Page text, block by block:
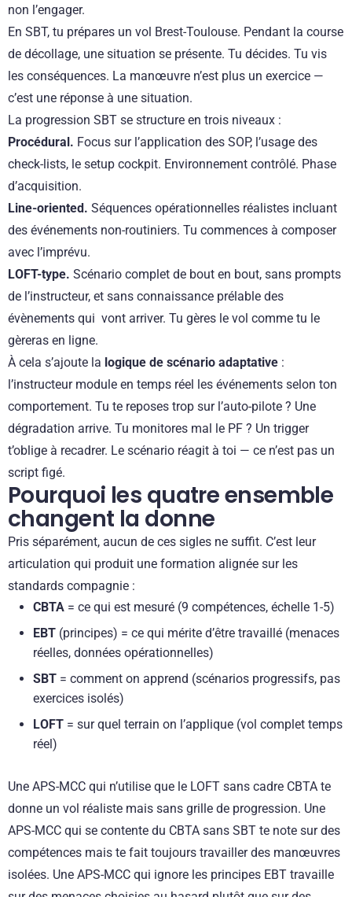
non l’engager.
En SBT, tu prépares un vol Brest-Toulouse. Pendant la course
de décollage, une situation se présente. Tu décides. Tu vis
les conséquences. La manœuvre n’est plus un exercice —
c’est une réponse à une situation.
La progression SBT se structure en trois niveaux :
Procédural. Focus sur l’application des SOP, l’usage des
check-lists, le setup cockpit. Environnement contrôlé. Phase
d’acquisition.
Line-oriented. Séquences opérationnelles réalistes incluant
des événements non-routiniers. Tu commences à composer
avec l’imprévu.
LOFT-type. Scénario complet de bout en bout, sans prompts
de l’instructeur, et sans connaissance prélable des
évènements qui vont arriver. Tu gères le vol comme tu le
gèreras en ligne.
À cela s’ajoute la logique de scénario adaptative :
l’instructeur module en temps réel les événements selon ton
comportement. Tu te reposes trop sur l’auto-pilote ? Une
dégradation arrive. Tu monitores mal le PF ? Un trigger
t’oblige à recadrer. Le scénario réagit à toi — ce n’est pas un
script figé.
Pourquoi les quatre ensemble
changent la donne
Pris séparément, aucun de ces sigles ne suffit. C’est leur
articulation qui produit une formation alignée sur les
standards compagnie :
CBTA = ce qui est mesuré (9 compétences, échelle 1-5)
EBT (principes) = ce qui mérite d’être travaillé (menaces
réelles, données opérationnelles)
SBT = comment on apprend (scénarios progressifs, pas
exercices isolés)
LOFT = sur quel terrain on l’applique (vol complet temps
réel)
Une APS-MCC qui n’utilise que le LOFT sans cadre CBTA te
donne un vol réaliste mais sans grille de progression. Une
APS-MCC qui se contente du CBTA sans SBT te note sur des
compétences mais te fait toujours travailler des manœuvres
isolées. Une APS-MCC qui ignore les principes EBT travaille